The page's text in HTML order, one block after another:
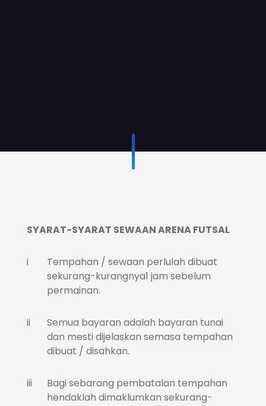
SYARAT-SYARAT SEWAAN ARENA FUTSAL
i
Tempahan / sewaan perlulah dibuat
sekurang-kurangnya1 jam sebelum
permainan.
ii
Semua bayaran adalah bayaran tunai
dan mesti dijelaskan semasa tempahan
dibuat / disahkan.
iii
Bagi sebarang pembatalan tempahan
hendaklah dimaklumkan sekurang-